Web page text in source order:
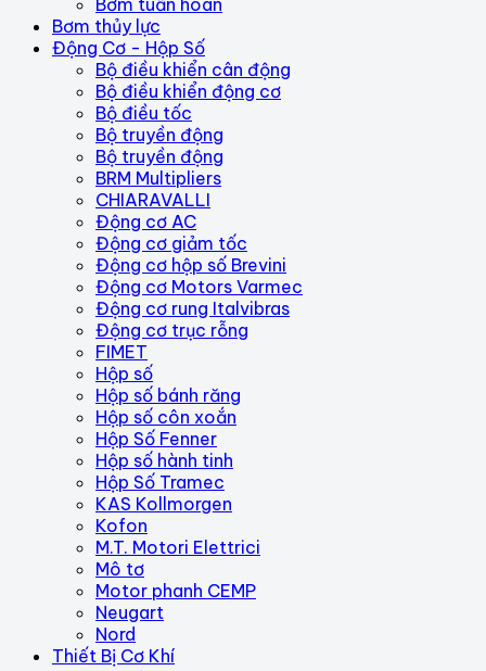
Bơm thủy lực
Động Cơ - Hộp Số
Bộ điều khiển cân động
Bộ điều khiển động cơ
Bộ điều tốc
Bộ truyền động
Bộ truyền động
BRM Multipliers
CHIARAVALLI
Động cơ AC
Động cơ giảm tốc
Động cơ hộp số Brevini
Động cơ Motors Varmec
Động cơ rung Italvibras
Động cơ trục rỗng
FIMET
Hộp số
Hộp số bánh răng
Hộp số côn xoắn
Hộp Số Fenner
Hộp số hành tinh
Hộp Số Tramec
KAS Kollmorgen
Kofon
M.T. Motori Elettrici
Mô tơ
Motor phanh CEMP
Neugart
Nord
Thiết Bị Cơ Khí